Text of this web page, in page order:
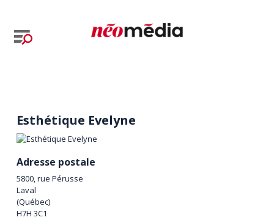
Esthétique Evelyne
Adresse postale
5800, rue Pérusse
Laval
(Québec)
H7H 3C1